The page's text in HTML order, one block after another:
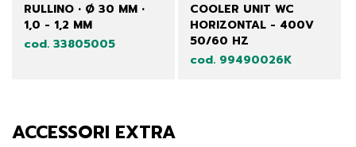
RULLINO • Ø 30 MM •
1,0 - 1,2 MM
cod. 33805005
COOLER UNIT WC
HORIZONTAL - 400V
50/60 HZ
cod. 99490026K
ACCESSORI EXTRA